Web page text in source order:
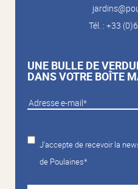
Tél. : +33
UNE BULLE DE
DANS VOTRE BOÎTE
J'accepte de recevoir la
de Poulaines*